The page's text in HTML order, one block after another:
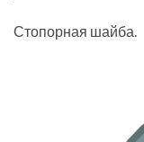
Стопорная шайба.